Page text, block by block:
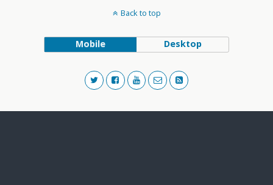
Back to top
Mobile Desktop